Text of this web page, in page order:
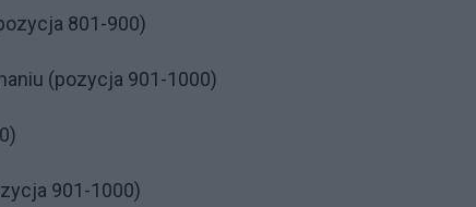
801-900)
(pozycja 901-1000)
901-1000)